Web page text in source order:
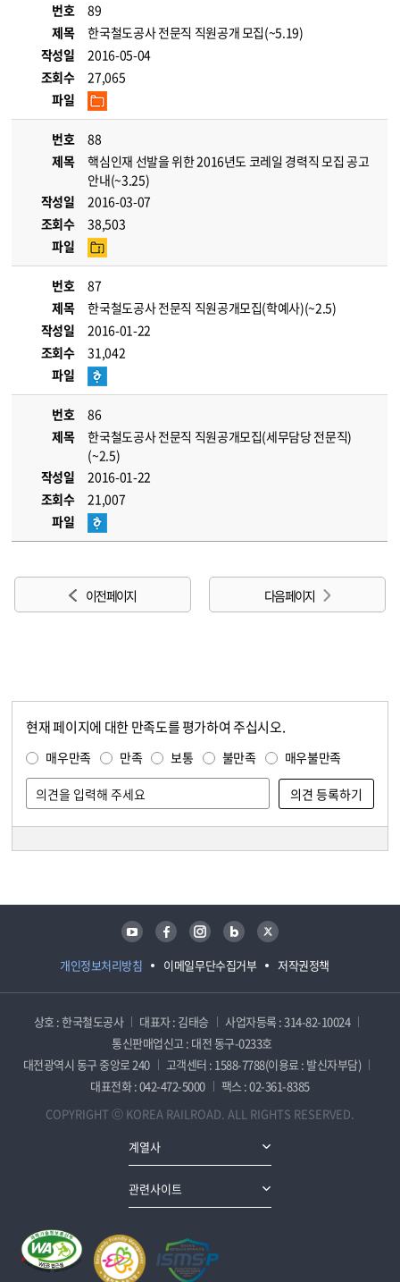
번호
89
제목
한국철도공사 전문직 직원공개 모집(~5.19)
작성일
2016-05-04
조회수
27,065
파일
번호
88
제목
핵심인재 선발을 위한 2016년도 코레일 경력직 모집 공고
안내(~3.25)
작성일
2016-03-07
조회수
38,503
파일
번호
87
제목
한국철도공사 전문직 직원공개모집(학예사)(~2.5)
작성일
2016-01-22
조회수
31,042
파일
번호
86
제목
한국철도공사 전문직 직원공개모집(세무담당 전문직)
(~2.5)
작성일
2016-01-22
조회수
21,007
파일
이전 페이지 다음 페이지
현재 페이지에 대한 만족도를 평가하여 주십시오.
매우만족 만족 보통 불만족 매우불만족
개인정보처리방침 이메일무단수집거부 저작권정책
유튜브 페이스북 인스타그램 블로그 트위터
상호 : 한국철도공사 대표자 : 김태승
사업자등록 : 314-82-10024
통신판매업신고 : 대전 동구-0233호
대전광역시 동구 중앙로 240
고객센터 : 1588-7788(이용료 : 발신자부담)
대표전화 : 042-472-5000
팩스 : 02-361-8385
COPYRIGHT ⓒ KOREA RAILROAD. ALL RIGHTS RESERVED.
계열사
관련사이트